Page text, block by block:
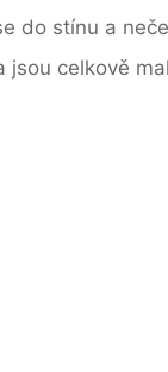
do stínu a
jsou celkově